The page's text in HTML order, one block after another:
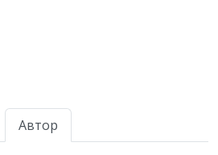
Автор